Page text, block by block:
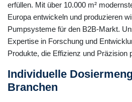
erfüllen. Mit über 10.000 m²
Europa entwickeln und produzieren
Pumpsysteme für den B2B-Markt.
Expertise in Forschung und
Produkte, die Effizienz und Präzision
Individuelle
Branchen